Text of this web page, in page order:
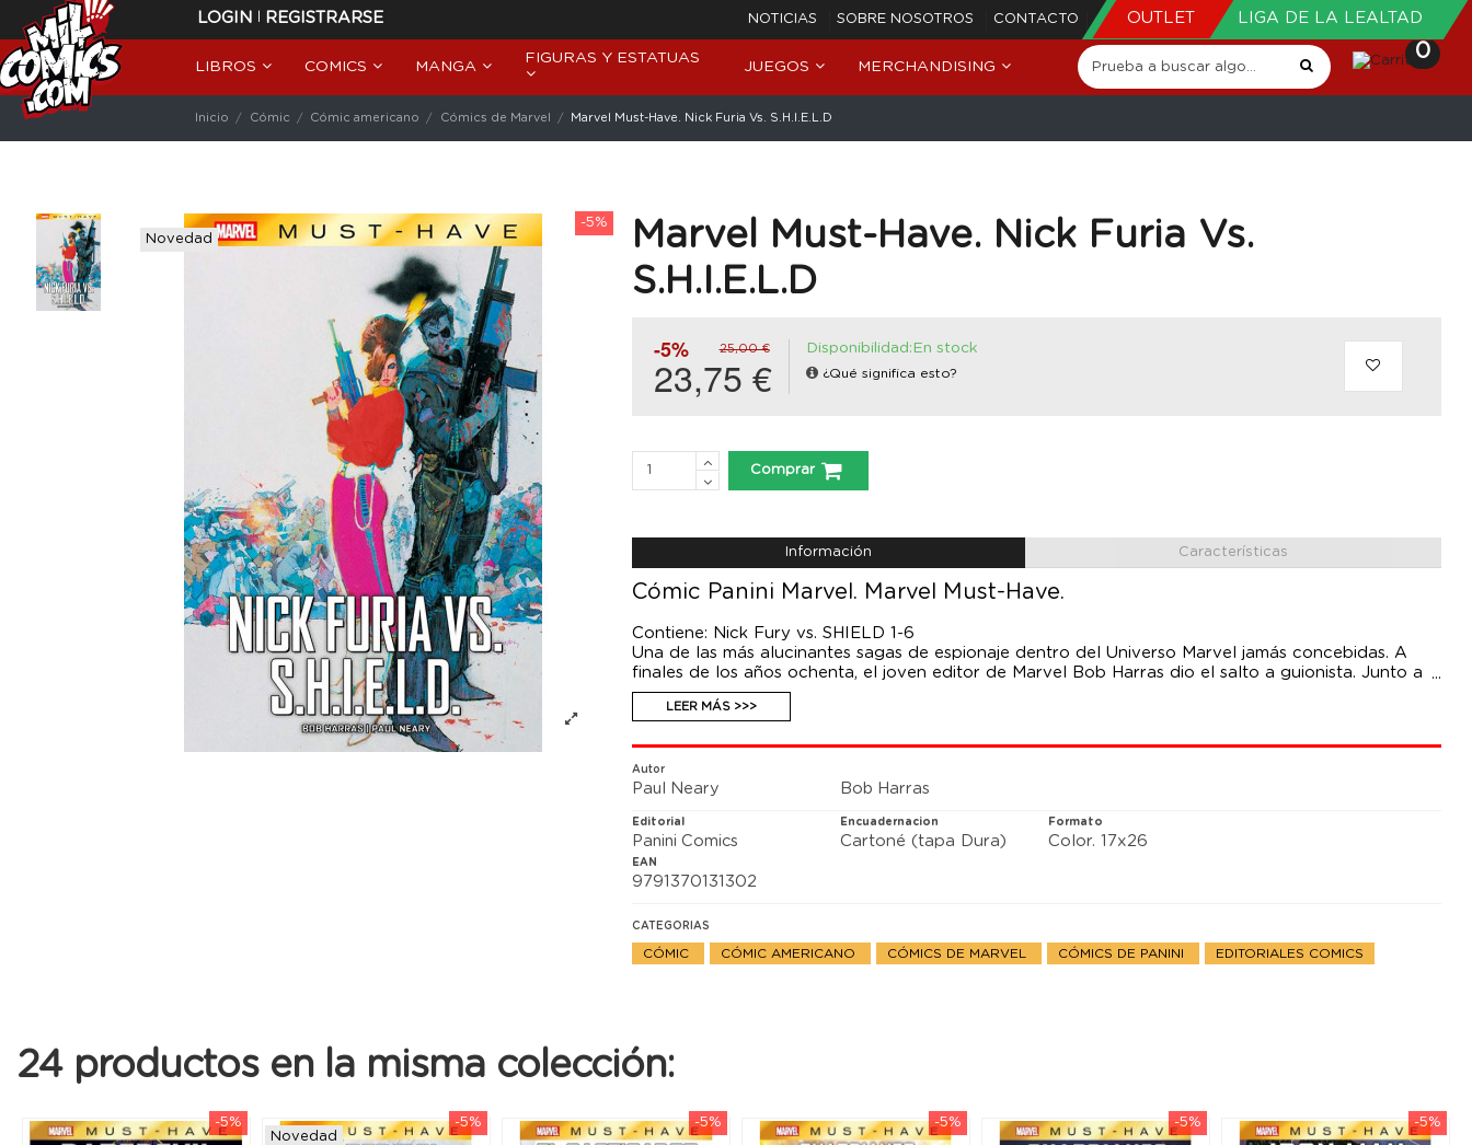
LOGIN | REGISTRARSE NOTICIAS SOBRE NOSOTROS CONTACTO OUTLET LIGA DE LA LEALTAD
LIBROS COMICS MANGA
FIGURAS Y ESTATUAS
JUEGOS MERCHANDISING
0
Inicio Cómic Cómic americano Cómics de Marvel Marvel Must-Have. Nick Furia Vs. S.H.I.E.L.D
-5%
Novedad
Marvel Must-Have. Nick Furia Vs.
S.H.I.E.L.D
-5% 25,00 €
23,75 €
Disponibilidad:En stock
¿Qué significa esto?
Comprar
Información Características
Cómic Panini Marvel. Marvel Must-Have.
Contiene: Nick Fury vs. SHIELD 1-6
Una de las más alucinantes sagas de espionaje dentro del Universo Marvel jamás concebidas. A
finales de los años ochenta, el joven editor de Marvel Bob Harras dio el salto a guionista. Junto a
Paul Neary, concibió la historia definitiva de Nick Furia, quien descubre que los peores enemigos
de SHIELD se han hecho con su control total. La agencia está podrida hasta la médula. Mientras
hasta el fondo de lo que está ocurriendo, sino también sobrevivir: ¡Enfrentarse a sus propios
amigos y a la organización que él mismo forjó!
LEER MÁS >>>
Autor
Paul Neary Bob Harras
Editorial
Panini Comics
Encuadernacion
Cartoné (tapa Dura)
Formato
Color. 17x26
EAN
9791370131302
CATEGORIAS
CÓMIC CÓMIC AMERICANO CÓMICS DE MARVEL CÓMICS DE PANINI EDITORIALES COMICS
24 productos en la misma colección:
-5%
-5%
Novedad
-5% -5% -5% -5%